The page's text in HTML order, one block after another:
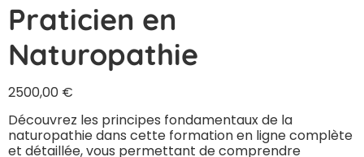
Praticien en
Naturopathie
2500,00 €
Découvrez les principes fondamentaux de la
naturopathie dans cette formation en ligne complète
et détaillée, vous permettant de comprendre